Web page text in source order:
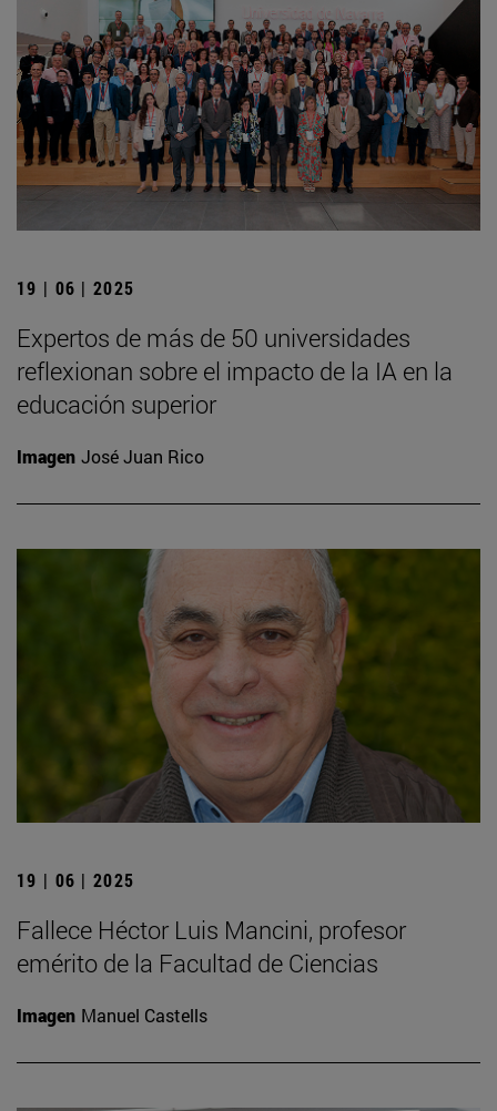
19 | 06 | 2025
Expertos de más de 50 universidades
reflexionan sobre el impacto de la IA en la
educación superior
Imagen José Juan Rico
19 | 06 | 2025
Fallece Héctor Luis Mancini, profesor
emérito de la Facultad de Ciencias
Imagen Manuel Castells